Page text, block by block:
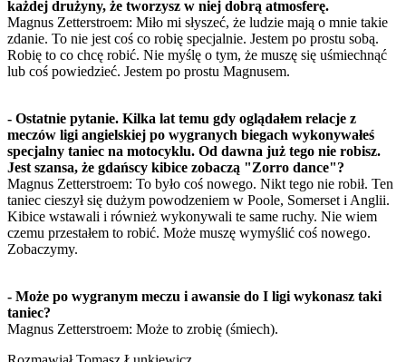
każdej drużyny, że tworzysz w niej dobrą atmosferę.
Magnus Zetterstroem: Miło mi słyszeć, że ludzie mają o mnie takie
zdanie. To nie jest coś co robię specjalnie. Jestem po prostu sobą.
Robię to co chcę robić. Nie myślę o tym, że muszę się uśmiechnąć
lub coś powiedzieć. Jestem po prostu Magnusem.
- Ostatnie pytanie. Kilka lat temu gdy oglądałem relacje z
meczów ligi angielskiej po wygranych biegach wykonywałeś
specjalny taniec na motocyklu. Od dawna już tego nie robisz.
Jest szansa, że gdańscy kibice zobaczą "Zorro dance"?
Magnus Zetterstroem: To było coś nowego. Nikt tego nie robił. Ten
taniec cieszył się dużym powodzeniem w Poole, Somerset i Anglii.
Kibice wstawali i również wykonywali te same ruchy. Nie wiem
czemu przestałem to robić. Może muszę wymyślić coś nowego.
Zobaczymy.
- Może po wygranym meczu i awansie do I ligi wykonasz taki
taniec?
Magnus Zetterstroem: Może to zrobię (śmiech).